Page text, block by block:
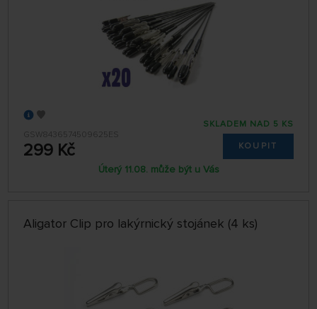
GSW8436574509625ES
299 Kč
SKLADEM NAD 5 KS
KOUPIT
Úterý 11.08. může být u Vás
Aligator Clip pro lakýrnický stojánek (4 ks)